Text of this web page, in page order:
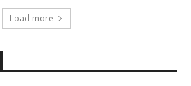
Load more